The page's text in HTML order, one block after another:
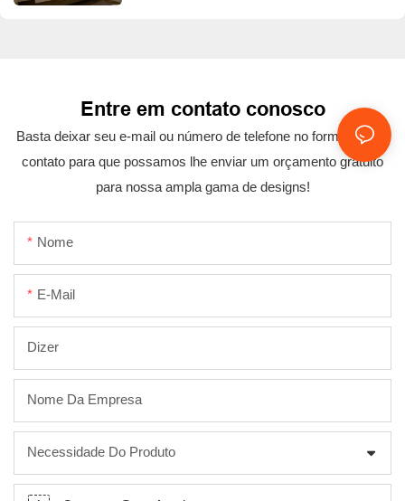
Entre em contato conosco
Basta deixar seu e-mail ou número de telefone no formulário de
contato para que possamos lhe enviar um orçamento gratuito
para nossa ampla gama de designs!
Nome
E-Mail
Dizer
Nome Da Empresa
Necessidade Do Produto